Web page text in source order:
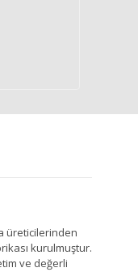
üreticilerinden
kurulmuştur.
ve değerli